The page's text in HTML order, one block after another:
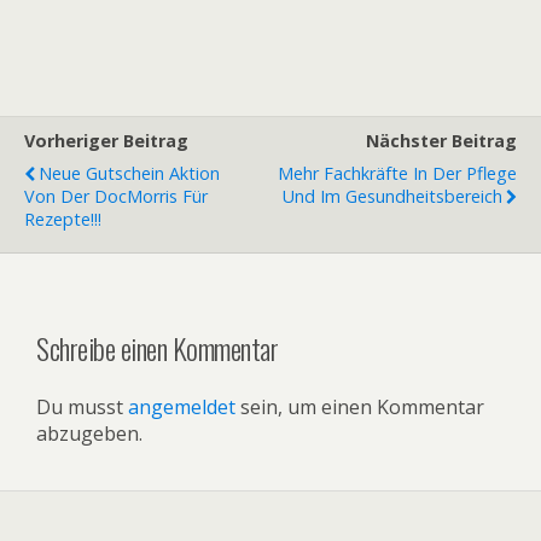
Vorheriger Beitrag
Neue Gutschein Aktion
Von Der DocMorris Für
Rezepte!!!
Nächster Beitrag
Mehr Fachkräfte In Der Pflege
Und Im Gesundheitsbereich
Schreibe einen Kommentar
Du musstangemeldetsein, um einen Kommentar
abzugeben.